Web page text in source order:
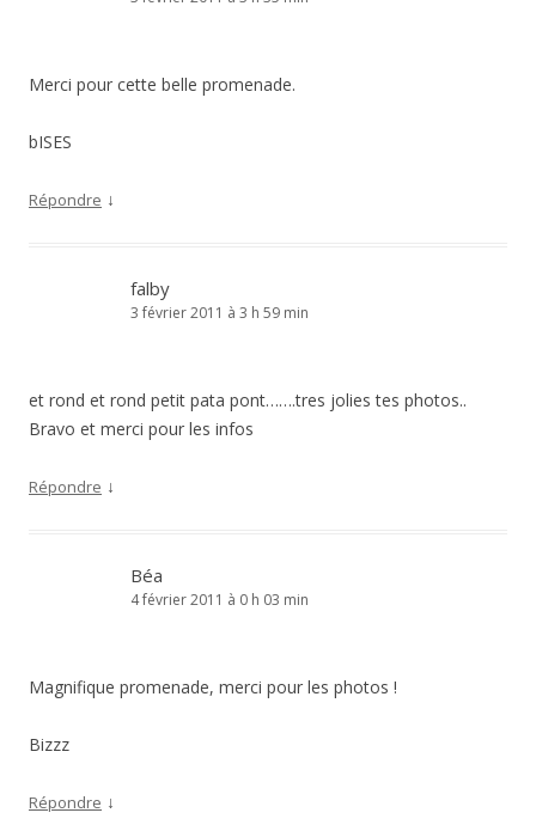
Merci pour cette belle promenade.
bISES
Répondre ↓
falby
3 février 2011 à 3 h 59 min
et rond et rond petit pata pont…….tres jolies tes photos..
Bravo et merci pour les infos
Répondre ↓
Béa
4 février 2011 à 0 h 03 min
Magnifique promenade, merci pour les photos !
Bizzz
Répondre ↓